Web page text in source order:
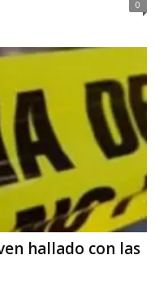
0
hallado con las